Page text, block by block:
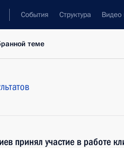
События Структура Видео
теме
принял участие в работе